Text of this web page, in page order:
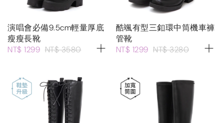
演唱會必備9.5cm輕量厚底
瘦瘦長靴
NT$ 1299 NT$ 3580
酷颯有型三釦環中筒機車褲
管靴
NT$ 1299 NT$ 3280